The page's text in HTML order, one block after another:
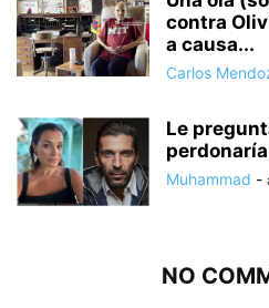
contra
a causa...
Carlos
Le
Muhammad -
NO